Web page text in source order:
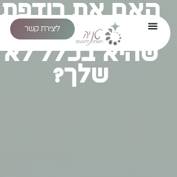
ליצירת קשר
האם את רודפת
אחרי מטרה
שהיא בכלל לא
שלך?